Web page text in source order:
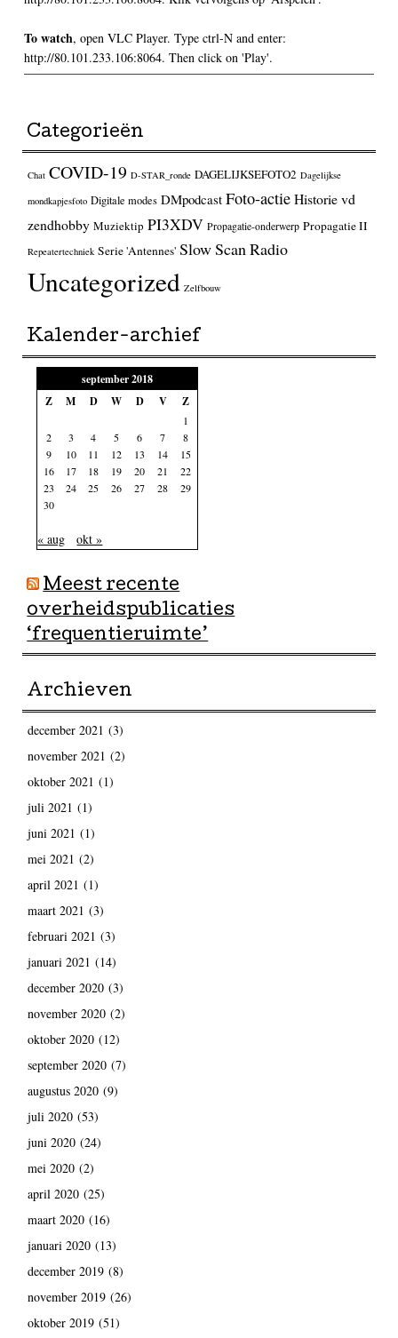
To watch, open VLC Player. Type ctrl-N and enter:
http://80.101.233.106:8064. Then click on 'Play'.
Categorieën
Chat COVID-19 D-STAR_ronde DAGELIJKSEFOTO2 Dagelijkse
mondkapjesfoto Digitale modes DMpodcast Foto-actieHistorie vd
zendhobby Muziektip PI3XDV Propagatie-onderwerp Propagatie II
Repeatertechniek Serie 'Antennes' Slow Scan Radio
Uncategorized Zelfbouw
Kalender-archief
september 2018
Z
M D W D V Z
1
2
3 4 5 6 7
8
9
10 11 12 13 14
15
16
17 18 19 20 21
22
23
24 25 26 27 28
29
30
« aug okt »
Meest recente
overheidspublicaties
‘frequentieruimte’
Archieven
december 2021 (3)
november 2021 (2)
oktober 2021 (1)
juli 2021 (1)
juni 2021 (1)
mei 2021 (2)
april 2021 (1)
maart 2021 (3)
februari 2021 (3)
januari 2021 (14)
december 2020(3)
november 2020(2)
oktober 2020(12)
september 2020(7)
augustus 2020(9)
juli 2020(53)
juni 2020(24)
mei 2020(2)
april 2020(25)
maart 2020(16)
januari 2020(13)
december 2019(8)
november 2019(26)
oktober 2019(51)